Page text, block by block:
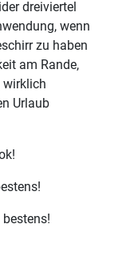
dreiviertel
wenn
zu haben
am Rande,
wirklich
Urlaub